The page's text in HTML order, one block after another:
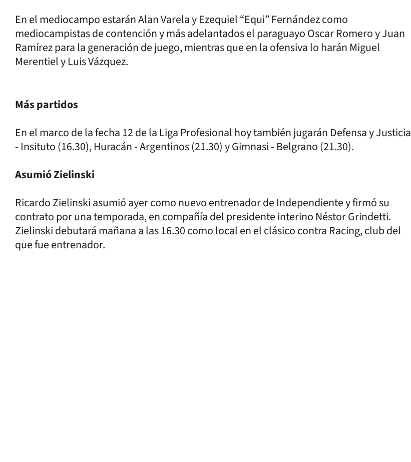
En el mediocampo estarán Alan Varela y Ezequiel “Equi” Fernández como
mediocampistas de contención y más adelantados el paraguayo Oscar Romero y Juan
Ramírez para la generación de juego, mientras que en la ofensiva lo harán Miguel
Merentiel y Luis Vázquez.
Más partidos
En el marco de la fecha 12 de la Liga Profesional hoy también jugarán Defensa y Justicia
- Insituto (16.30), Huracán - Argentinos (21.30) y Gimnasi - Belgrano (21.30).
Asumió Zielinski
Ricardo Zielinski asumió ayer como nuevo entrenador de Independiente y firmó su
contrato por una temporada, en compañía del presidente interino Néstor Grindetti.
Zielinski debutará mañana a las 16.30 como local en el clásico contra Racing, club del
que fue entrenador.